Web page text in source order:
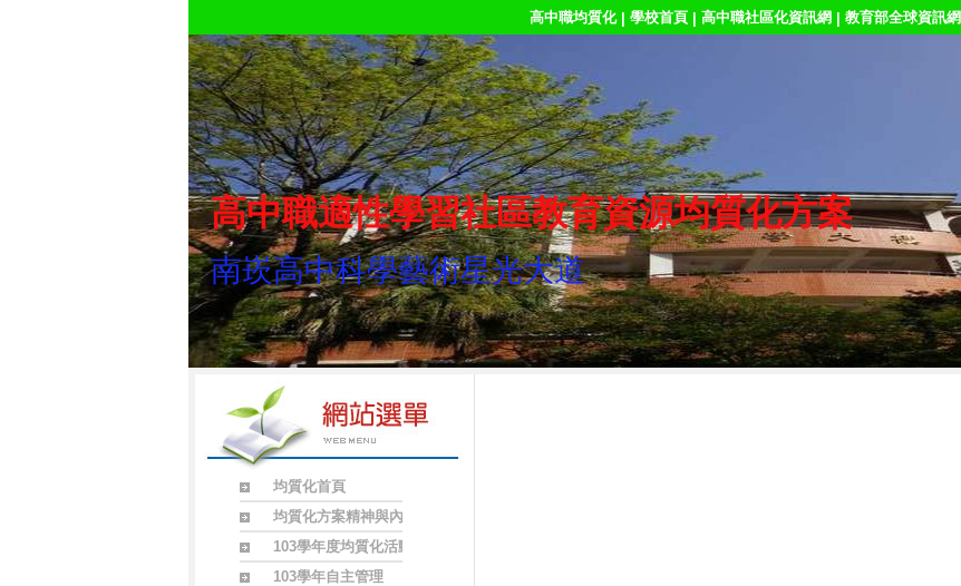
高中職均質化| 學校首頁| 高中職社區化資訊網 | 教育部全球資訊網
高中職適性學習社區教育資源均質化方案
南崁高中科學藝術星光大道
均質化首頁
均質化方案精神與內涵
103學年度均質化活動
103學年自主管理